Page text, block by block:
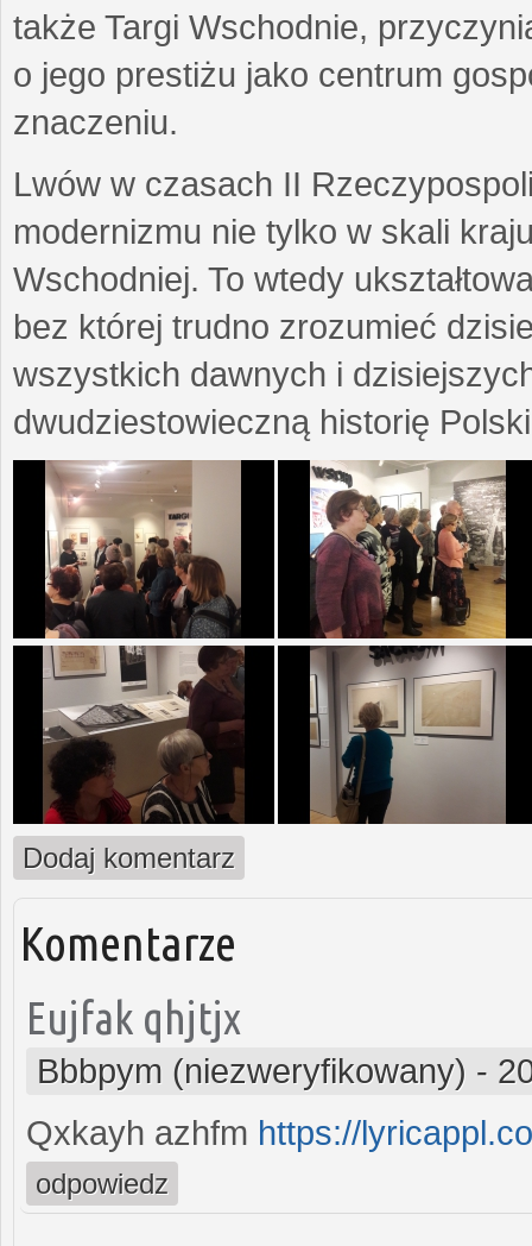
także Targi Wschodnie,
o jego prestiżu jako centrum
znaczeniu.
Lwów w czasach II
modernizmu nie tylko w skali
Wschodniej. To wtedy
bez której trudno zrozumieć
wszystkich dawnych i
dwudziestowieczną historię
Dodaj komentarz
Komentarze
Eujfak qhjtjx
Bbbpym (niezweryfikowany) -
Qxkayh azhfm https://
odpowiedz